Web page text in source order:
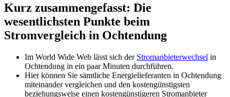
Kurz zusammengefasst: Die
wesentlichsten Punkte beim
Stromvergleich in Ochtendung
Im World Wide Web lässt sich der Stromanbieterwechsel in
Ochtendung in ein paar Minuten durchführen.
Hier können Sie sämtliche Energielieferanten in Ochtendung
miteinander vergleichen und den kostengünstigsten
beziehungsweise einen kostengünstigeren Stromanbieter